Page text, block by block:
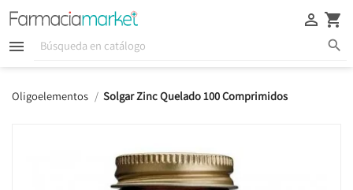
  
 
Oligoelementos Solgar Zinc Quelado 100 Comprimidos